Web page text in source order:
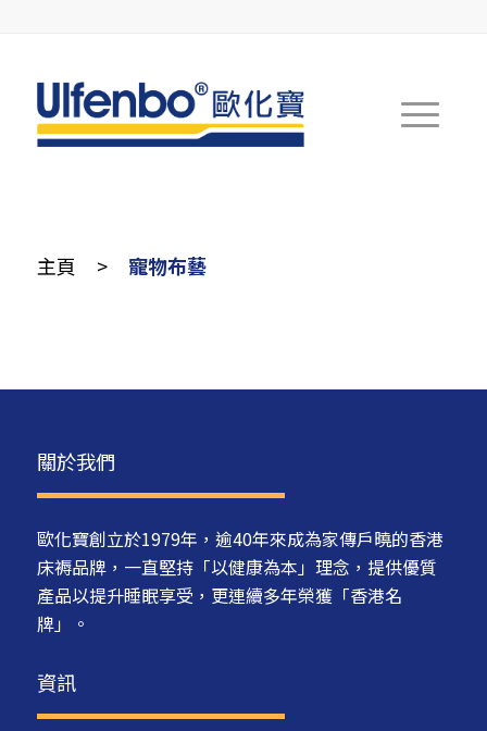
主頁 > 寵物布藝
關於我們
歐化寶創立於1979年，逾40年來成為家傳戶曉的香港
床褥品牌，一直堅持「以健康為本」理念，提供優質
產品以提升睡眠享受，更連續多年榮獲「香港名
牌」。
資訊